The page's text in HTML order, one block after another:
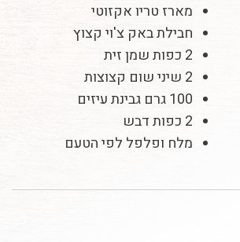
מארז טריו אקזוטי
חבילת באק צ'וי קצוץ
2 כפות שמן זית
2 שיני שום קצוצות
100 גרם גבינת עיזים
2 כפות דבש
מלח ופלפל לפי הטעם